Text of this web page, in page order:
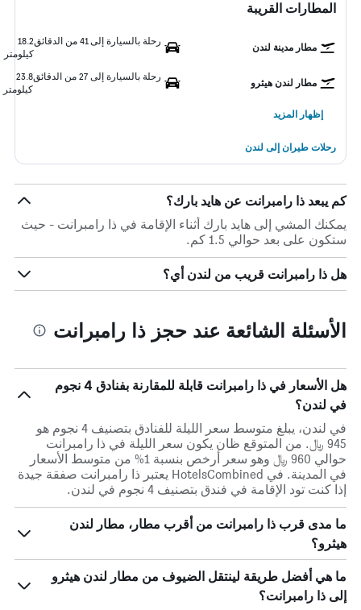
المطارات القريبة
مطار مدينة لندن
رحلة بالسيارة إلى 41 من الدقائق
18.2
كيلومتر
مطار لندن هيثرو
رحلة بالسيارة إلى 27 من الدقائق
23.8
كيلومتر
إظهار المزيد
رحلات طيران إلى لندن
كم يبعد ذا رامبرانت عن هايد بارك؟
يمكنك المشي إلى هايد بارك أثناء الإقامة في ذا رامبرانت - حيث
ستكون على بعد حوالي 1.5 كم.
هل ذا رامبرانت قريب من لندن أي؟
الأسئلة الشائعة عند حجز ذا رامبرانت
هل الأسعار في ذا رامبرانت قابلة للمقارنة بفنادق 4 نجوم
في لندن؟
في لندن، يبلغ متوسط ​​سعر الليلة للفنادق بتصنيف 4 نجوم هو
945 ﷼. من المتوقع ظان يكون سعر الليلة في ذا رامبرانت
حوالي 960 ﷼ وهو سعر أرخص بنسبة 1% من متوسط الأسعار
في المدينة. في HotelsCombined يعتبر ذا رامبرانت صفقة جيدة
إذا كنت تود الإقامة في فندق بتصنيف 4 نجوم في لندن.
ما مدى قرب ذا رامبرانت من أقرب مطار، مطار لندن
هيثرو؟
ما هي أفضل طريقة لينتقل الضيوف من مطار لندن هيثرو
إلى ذا رامبرانت؟